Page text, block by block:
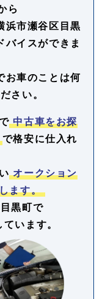
ら
浜市瀬谷区目黒
バイスができま
お車のことは何
さい。
中古車をお探
で格安に仕入れ
オークション
ます。
黒町で
ています。